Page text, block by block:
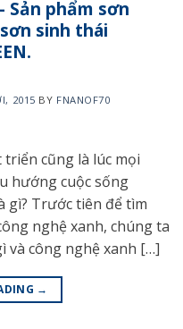
Sản phẩm sơn
sinh thái
2015 BY FNANOF70
cũng là lúc mọi
hướng cuộc sống
gì? Trước tiên để tìm
nghệ xanh, chúng ta
và công nghệ xanh […]
→